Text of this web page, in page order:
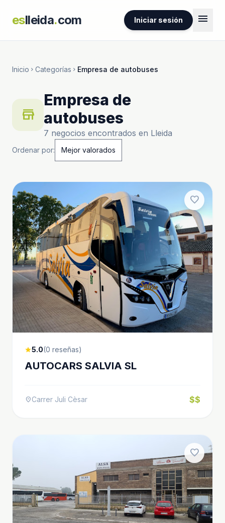
eslleida.com Iniciar sesión menu
Inicio chevron_right Categorías chevron_right Empresa de autobuses
store
Empresa de
autobuses
7 negocios encontrados en Lleida
Ordenar por:
favorite
star5.0(0 reseñas)
AUTOCARS SALVIA SL
location_onCarrer Juli Cèsar $$
favorite